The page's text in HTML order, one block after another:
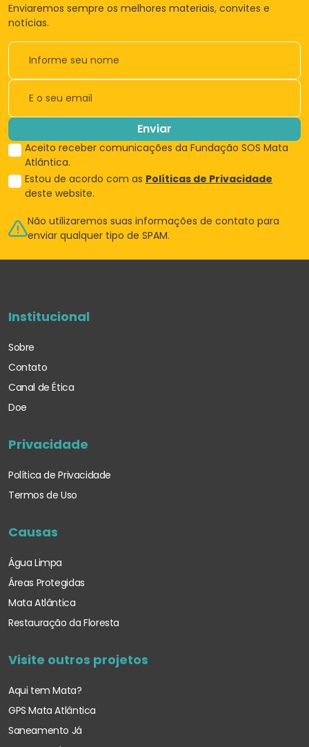
Enviaremos sempre os melhores materiais, convites e
notícias.
Enviar
Aceito receber comunicações da Fundação SOS Mata
Atlântica.
Estou de acordo com as Políticas de Privacidade
deste website.
Não utilizaremos suas informações de contato para
enviar qualquer tipo de SPAM.
Institucional
Sobre
Contato
Canal de Ética
Doe
Privacidade
Política de Privacidade
Termos de Uso
Causas
Água Limpa
Áreas Protegidas
Mata Atlântica
Restauração da Floresta
Visite outros projetos
Aqui tem Mata?
GPS Mata Atlântica
Saneamento Já